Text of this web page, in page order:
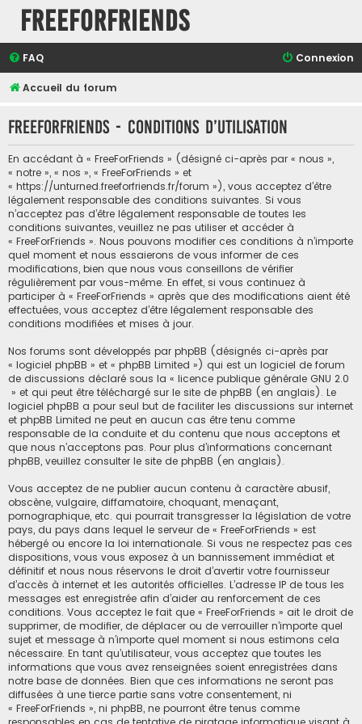
FreeForFriends
FAQ Connexion
Accueil du forum
FreeForFriends - Conditions d’utilisation
En accédant à « FreeForFriends » (désigné ci-après par « nous »,
« notre », « nos », « FreeForFriends » et
« https://unturned.freeforfriends.fr/forum »), vous acceptez d’être
légalement responsable des conditions suivantes. Si vous
n’acceptez pas d’être légalement responsable de toutes les
conditions suivantes, veuillez ne pas utiliser et accéder à
« FreeForFriends ». Nous pouvons modifier ces conditions à n’importe
quel moment et nous essaierons de vous informer de ces
modifications, bien que nous vous conseillons de vérifier
régulièrement par vous-même. En effet, si vous continuez à
participer à « FreeForFriends » après que des modifications aient été
effectuées, vous acceptez d’être légalement responsable des
conditions modifiées et mises à jour.
Nos forums sont développés par phpBB (désignés ci-après par
« logiciel phpBB » et « phpBB Limited ») qui est un logiciel de forum
de discussions déclaré sous la « licence publique générale GNU 2.0
» et qui peut être téléchargé sur le site de phpBB (en anglais). Le
logiciel phpBB a pour seul but de faciliter les discussions sur internet
et phpBB Limited ne peut en aucun cas être tenu comme
responsable de la conduite et du contenu que nous acceptons et
que nous n’acceptons pas. Pour plus d’informations concernant
phpBB, veuillez consulter le site de phpBB (en anglais).
Vous acceptez de ne publier aucun contenu à caractère abusif,
obscène, vulgaire, diffamatoire, choquant, menaçant,
pornographique, etc. qui pourrait transgresser la législation de votre
pays, du pays dans lequel le serveur de « FreeForFriends » est
hébergé ou encore la loi internationale. Si vous ne respectez pas ces
dispositions, vous vous exposez à un bannissement immédiat et
définitif et nous nous réservons le droit d’avertir votre fournisseur
d’accès à internet et les autorités officielles. L’adresse IP de tous les
messages est enregistrée afin d’aider au renforcement de ces
conditions. Vous acceptez le fait que « FreeForFriends » ait le droit de
supprimer, de modifier, de déplacer ou de verrouiller n’importe quel
sujet et message à n’importe quel moment si nous estimons cela
nécessaire. En tant qu’utilisateur, vous acceptez que toutes les
informations que vous avez renseignées soient enregistrées dans
notre base de données. Bien que ces informations ne seront pas
diffusées à une tierce partie sans votre consentement, ni
« FreeForFriends », ni phpBB, ne pourront être tenus comme